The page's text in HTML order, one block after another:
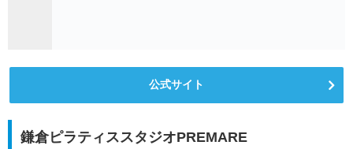
公式サイト
鎌倉ピラティススタジオPREMARE